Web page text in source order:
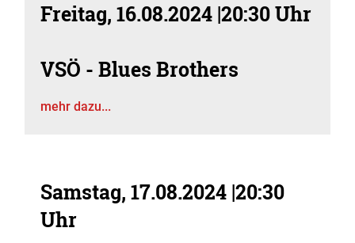
Freitag, 16.08.2024 |20:30 Uhr
VSÖ - Blues Brothers
mehr dazu...
Samstag, 17.08.2024 |20:30
Uhr